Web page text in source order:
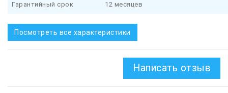
Гарантийный срок 12 месяцев
Посмотреть все характеристики
Написать отзыв